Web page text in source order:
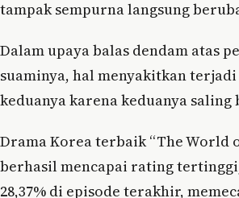
tampak sempurna langsung
Dalam upaya balas dendam atas
suaminya, hal menyakitkan
keduanya karena keduanya saling
Drama Korea terbaik “The World
berhasil mencapai rating
28,37% di episode terakhir,